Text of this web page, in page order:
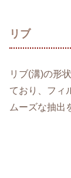
リブ
リブ(溝)の形
ており、フィ
ムーズな抽出